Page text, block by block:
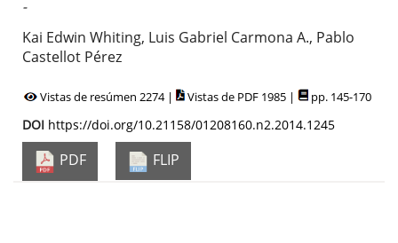
-
Kai Edwin Whiting, Luis Gabriel Carmona A., Pablo
Castellot Pérez
Vistas de resúmen 2274 | Vistas de PDF 1985 | pp. 145-170
DOI https://doi.org/10.21158/01208160.n2.2014.1245
PDF FLIP